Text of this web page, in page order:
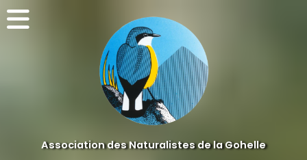
Association des Naturalistes de la Gohelle